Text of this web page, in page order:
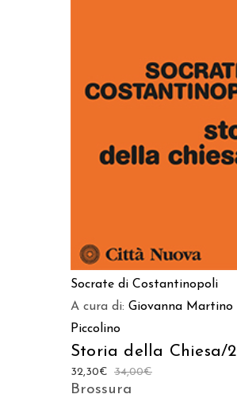
Socrate di Costantinopoli
A cura di: Giovanna Martino
Piccolino
Storia della Chiesa/2
34,00€
32,30€
Brossura